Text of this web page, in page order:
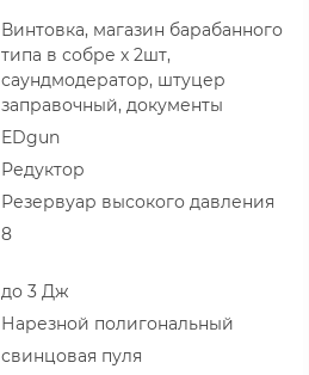
Винтовка, магазин барабанного
типа в собре х 2шт,
саундмодератор, штуцер
заправочный, документы
EDgun
Редуктор
Резервуар высокого давления
8
до 3 Дж
Нарезной полигональный
свинцовая пуля